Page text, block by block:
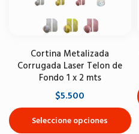
Cortina Metalizada
Corrugada Laser Telon de
Fondo 1 x 2 mts
$5.500
Seleccione opciones